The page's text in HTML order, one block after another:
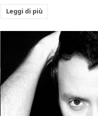
Leggi di più